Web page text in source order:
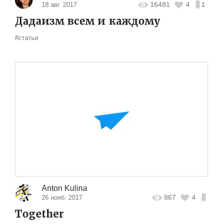
18 авг. 2017 16481 4 1
Дадаизм всем и каждому
#статьи
Anton Kulina
26 нояб. 2017 867 4
Together